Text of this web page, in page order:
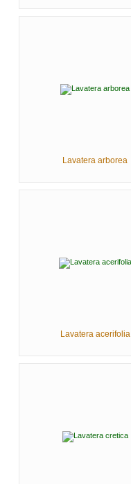
Lavatera arborea
Lavatera acerifolia